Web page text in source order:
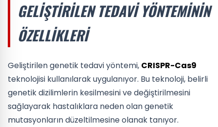
GELIŞTIRILEN TEDAVI YÖNTEMININ
ÖZELLIKLERI
Geliştirilen genetik tedavi yöntemi, CRISPR-Cas9
teknolojisi kullanılarak uygulanıyor. Bu teknoloji, belirli
genetik dizilimlerin kesilmesini ve değiştirilmesini
sağlayarak hastalıklara neden olan genetik
mutasyonların düzeltilmesine olanak tanıyor.